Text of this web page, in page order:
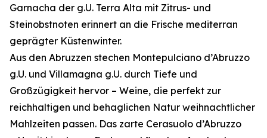
Garnacha der g.U. Terra Alta mit Zitrus- und
Steinobstnoten erinnert an die Frische mediterran
geprägter Küstenwinter.
Aus den Abruzzen stechen Montepulciano d’Abruzzo
g.U. und Villamagna g.U. durch Tiefe und
Großzügigkeit hervor – Weine, die perfekt zur
reichhaltigen und behaglichen Natur weihnachtlicher
Mahlzeiten passen. Das zarte Cerasuolo d’Abruzzo